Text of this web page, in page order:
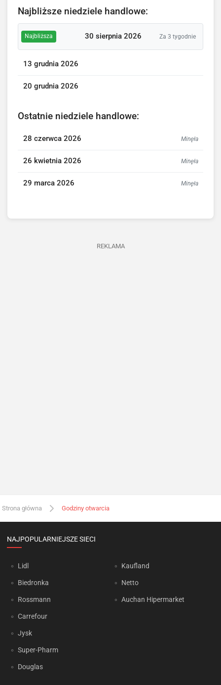
Najbliższe niedziele handlowe:
Najbliższa 30 sierpnia 2026 Za 3 tygodnie
13 grudnia 2026
20 grudnia 2026
Ostatnie niedziele handlowe:
28 czerwca 2026 Minęła
26 kwietnia 2026 Minęła
29 marca 2026 Minęła
REKLAMA
Strona główna Godziny otwarcia
NAJPOPULARNIEJSZE SIECI
Lidl
Biedronka
Rossmann
Carrefour
Jysk
Super-Pharm
Douglas
Kaufland
Netto
Auchan Hipermarket